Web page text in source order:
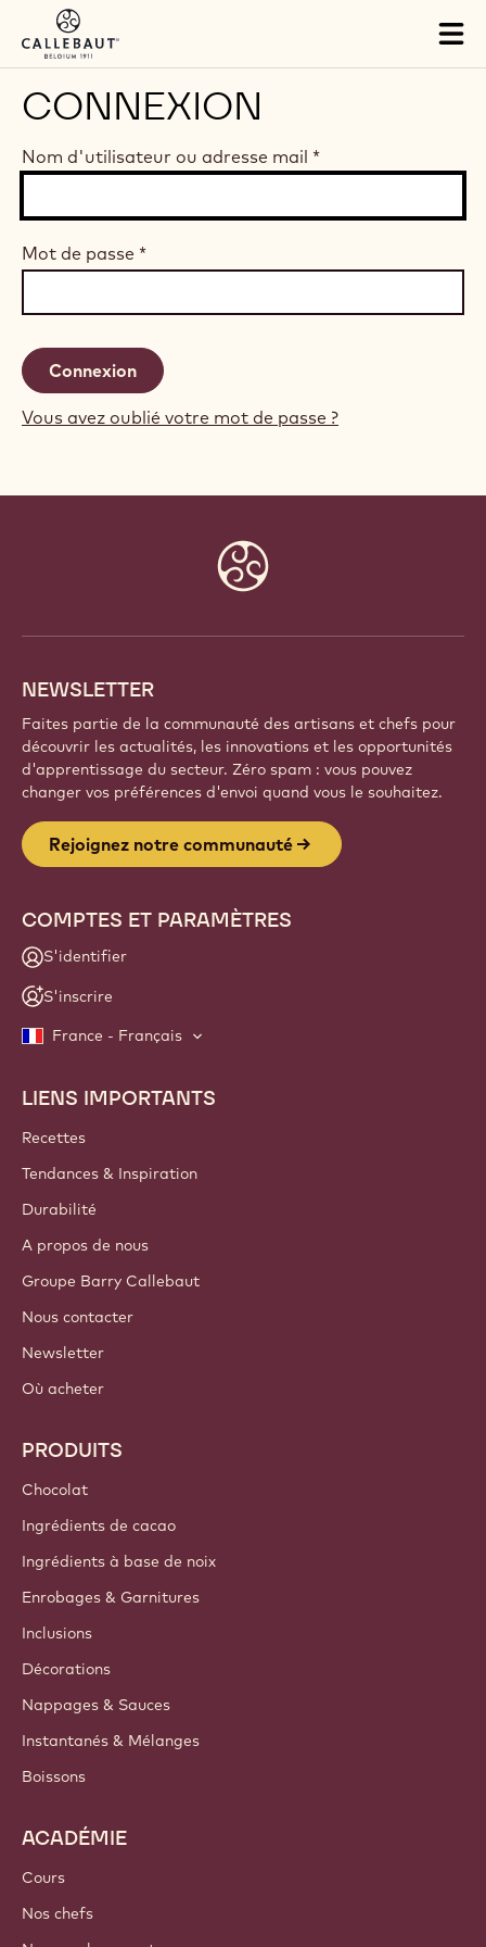
Skip to main content
CONNEXION
Nom d'utilisateur ou adresse mail *
Mot de passe *
Vous avez oublié votre mot de passe ?
NEWSLETTER
Faites partie de la communauté des artisans et chefs pour
découvrir les actualités, les innovations et les opportunités
d'apprentissage du secteur. Zéro spam : vous pouvez
changer vos préférences d'envoi quand vous le souhaitez.
Rejoignez notre communauté
COMPTES ET PARAMÈTRES
S'identifier
S'inscrire
France - Français
Footer
Callebaut
LIENS IMPORTANTS
Recettes
Tendances & Inspiration
Durabilité
A propos de nous
Groupe Barry Callebaut
Nous contacter
Newsletter
Où acheter
PRODUITS
Chocolat
Ingrédients de cacao
Ingrédients à base de noix
Enrobages & Garnitures
Inclusions
Décorations
Nappages & Sauces
Instantanés & Mélanges
Boissons
ACADÉMIE
Cours
Nos chefs